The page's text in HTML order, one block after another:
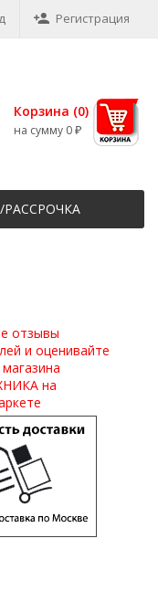
Регистрация
Корзина (0)
на сумму 0 ₽
РАССРОЧКА